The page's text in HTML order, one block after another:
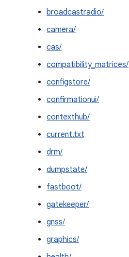
broadcastradio/
camera/
cas/
compatibility_matrices/
configstore/
confirmationui/
contexthub/
current.txt
drm/
dumpstate/
fastboot/
gatekeeper/
gnss/
graphics/